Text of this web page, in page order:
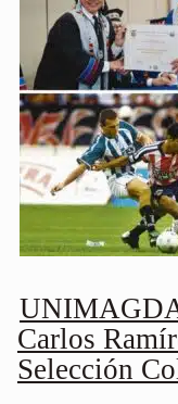
Carlos
Selección